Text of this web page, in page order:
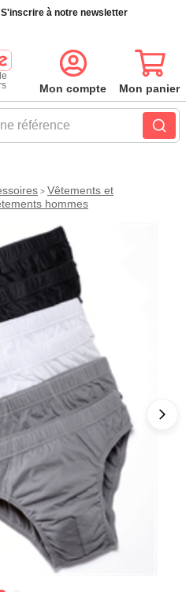
S'inscrire à notre newsletter
référence
Mon compte Mon panier
> Vêtements et
hommes